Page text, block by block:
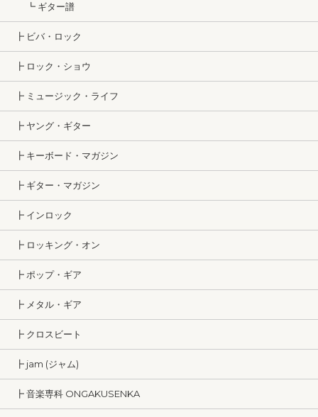
┗ ギター譜
┣ ビバ・ロック
┣ ロック・ショウ
┣ ミュージック・ライフ
┣ ヤング・ギター
┣ キーボード・マガジン
┣ ギター・マガジン
┣ インロック
┣ ロッキング・オン
┣ ポップ・ギア
┣ メタル・ギア
┣ クロスビート
┣ jam (ジャム)
┣ 音楽専科 ONGAKUSENKA